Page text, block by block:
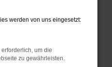
Seiten
die Seite in einem
in einem privaten
werden von uns eingesetzt:
um die
zu gewährleisten.